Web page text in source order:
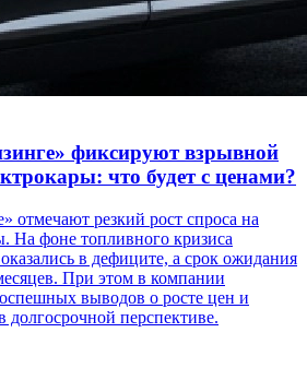
фиксируют взрывной
что будет с ценами?
отмечают резкий рост спроса на
На фоне топливного кризиса
в дефиците, а срок ожидания
При этом в компании
выводов о росте цен и
долгосрочной перспективе.